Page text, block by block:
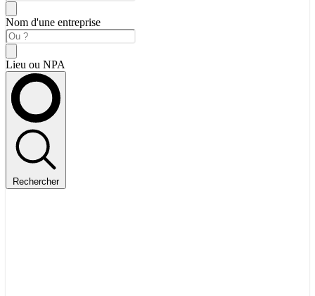
Nom d'une entreprise
Lieu ou NPA
Rechercher